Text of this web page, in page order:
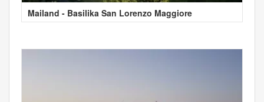
Mailand - Basilika San Lorenzo Maggiore